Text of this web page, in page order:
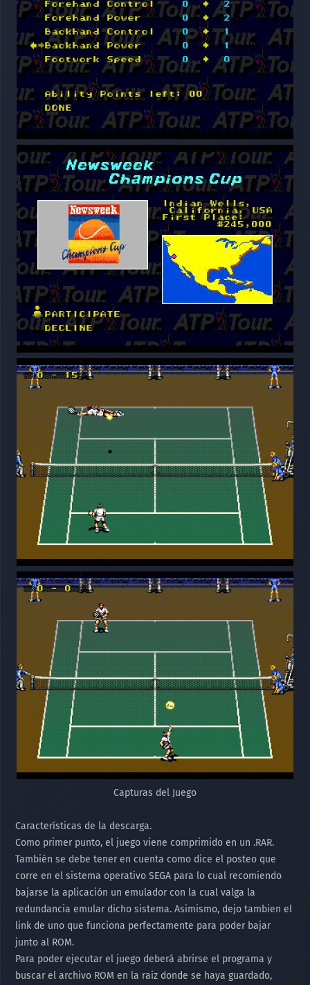
Capturas del Juego
Características de la descarga.
Como primer punto, el juego viene comprimido en un .RAR.
También se debe tener en cuenta como dice el posteo que
corre en el sistema operativo SEGA para lo cual recomiendo
bajarse la aplicación un emulador con la cual valga la
redundancia emular dicho sistema. Asimismo, dejo tambien el
link de uno que funciona perfectamente para poder bajar
junto al ROM.
Para poder ejecutar el juego deberá abrirse el programa y
buscar el archivo ROM en la raiz donde se haya guardado,